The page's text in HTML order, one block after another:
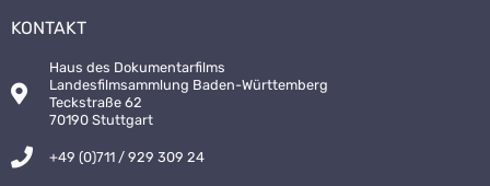
KONTAKT
Haus des Dokumentarfilms
Landesfilmsammlung Baden-Württemberg
Teckstraße 62
70190 Stuttgart
+49 (0)711 / 929 309 24